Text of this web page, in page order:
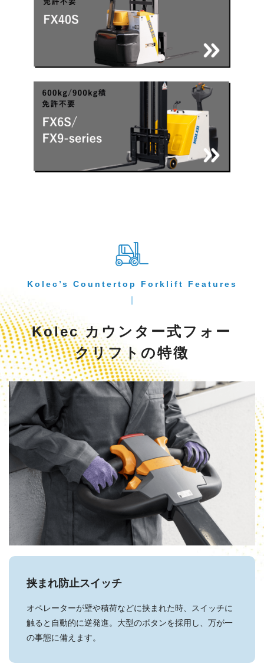
Kolec’s Countertop Forklift Features
Kolec カウンター式フォー
クリフトの特徴
挟まれ防止スイッチ
オペレーターが壁や積荷などに挟まれた時、スイッチに
触ると自動的に逆発進。大型のボタンを採用し、万が一
の事態に備えます。